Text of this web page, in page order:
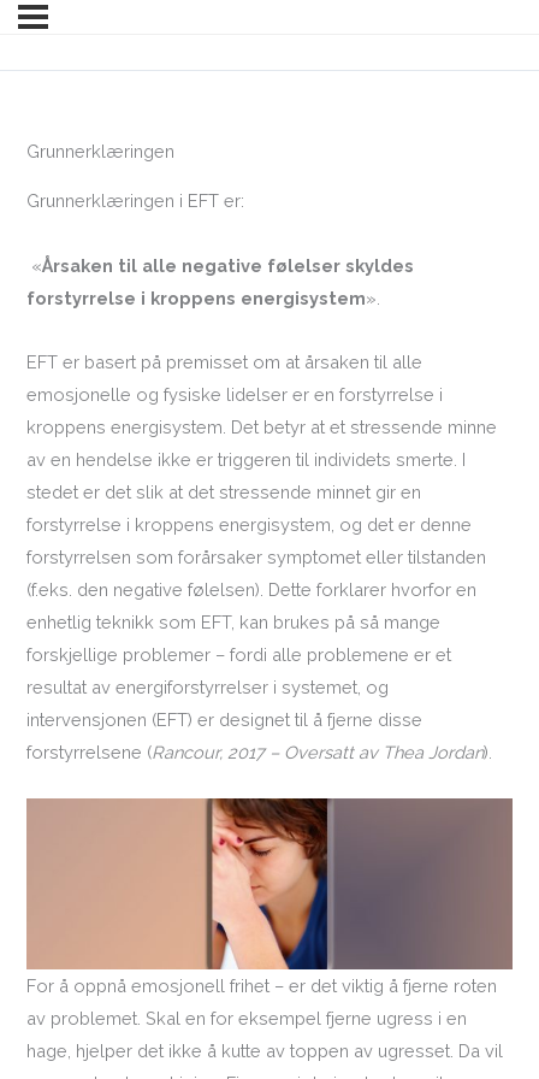
Grunnerklæringen
Grunnerklæringen i EFT er:
«Årsaken til alle negative følelser skyldes
forstyrrelse i kroppens energisystem».
EFT er basert på premisset om at årsaken til alle
emosjonelle og fysiske lidelser er en forstyrrelse i
kroppens energisystem. Det betyr at et stressende minne
av en hendelse ikke er triggeren til individets smerte. I
stedet er det slik at det stressende minnet gir en
forstyrrelse i kroppens energisystem, og det er denne
forstyrrelsen som forårsaker symptomet eller tilstanden
(f.eks. den negative følelsen). Dette forklarer hvorfor en
enhetlig teknikk som EFT, kan brukes på så mange
forskjellige problemer – fordi alle problemene er et
resultat av energiforstyrrelser i systemet, og
intervensjonen (EFT) er designet til å fjerne disse
forstyrrelsene (Rancour, 2017 – Oversatt av Thea Jordan).
For å oppnå emosjonell frihet – er det viktig å fjerne roten
av problemet. Skal en for eksempel fjerne ugress i en
hage, hjelper det ikke å kutte av toppen av ugresset. Da vil